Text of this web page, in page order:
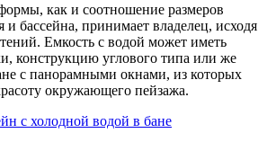
как и соотношение размеров
бассейна, принимает владелец, исходя
Емкость с водой может иметь
конструкцию углового типа или же
с панорамными окнами, из которых
окружающего пейзажа.